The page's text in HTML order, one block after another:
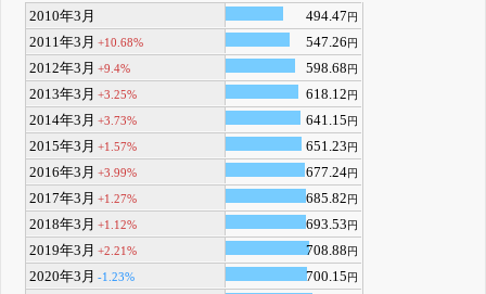
2010年3月 494.47円
2011年3月 +10.68% 547.26円
2012年3月 +9.4% 598.68円
2013年3月 +3.25% 618.12円
2014年3月 +3.73% 641.15円
2015年3月 +1.57% 651.23円
2016年3月 +3.99% 677.24円
2017年3月 +1.27% 685.82円
2018年3月 +1.12% 693.53円
2019年3月 +2.21% 708.88円
2020年3月 -1.23% 700.15円